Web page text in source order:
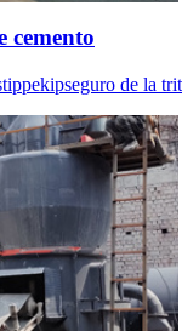
cemento
de la